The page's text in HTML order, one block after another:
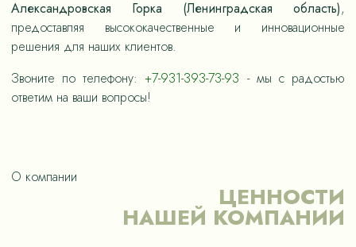
Александровская Горка (Ленинградская область),
предоставляя высококачественные и инновационные
решения для наших клиентов.
Звоните по телефону:+7-931-393-73-93 - мы с радостью
ответим на ваши вопросы!
О компании
ЦЕННОСТИ
НАШЕЙ КОМПАНИИ